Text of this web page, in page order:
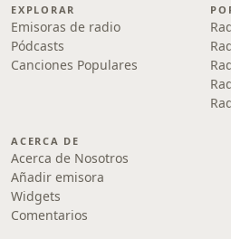
EXPLORAR
Emisoras de radio
Pódcasts
Canciones Populares
ACERCA DE
Acerca de Nosotros
Añadir emisora
Widgets
Comentarios